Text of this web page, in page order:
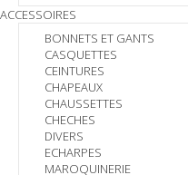
ACCESSOIRES
BONNETS ET GANTS
CASQUETTES
CEINTURES
CHAPEAUX
CHAUSSETTES
CHECHES
DIVERS
ECHARPES
MAROQUINERIE